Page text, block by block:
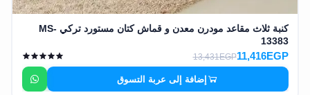
كنبة ثلاث مقاعد مودرن معدن و قماش كتان مستورد تركي MS-
13383
11,416EGP
13,431EGP
إضافة إلى عربة التسوق